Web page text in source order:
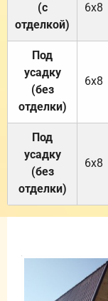
(с
отделкой)
6х8
Под
усадку
(без
отделки)
6х8
Под
усадку
(без
отделки)
6х8